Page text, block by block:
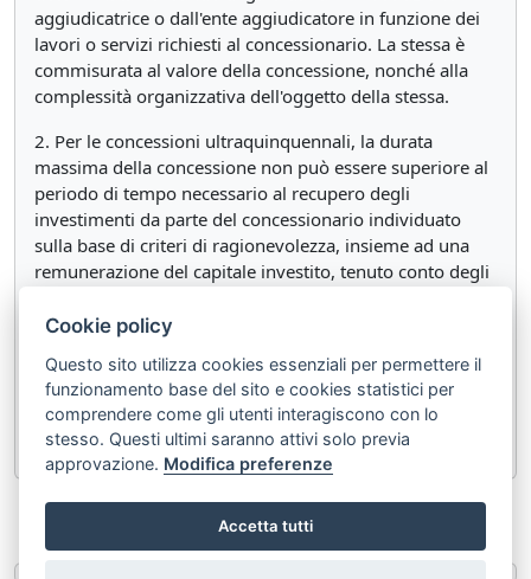
aggiudicatrice o dall'ente aggiudicatore in funzione dei
lavori o servizi richiesti al concessionario. La stessa è
commisurata al valore della concessione, nonché alla
complessità organizzativa dell'oggetto della stessa.
2. Per le concessioni ultraquinquennali, la durata
massima della concessione non può essere superiore al
periodo di tempo necessario al recupero degli
investimenti da parte del concessionario individuato
sulla base di criteri di ragionevolezza, insieme ad una
remunerazione del capitale investito, tenuto conto degli
contrattuali specifici come risultante dal piano
considerazione ai fini del calcolo comprendono quelli
effettivamente sostenuti dal concessionario, sia quelli
iniziali sia quelli in corso di concessione.
Articolo 167 Articolo 169
Cookie policy
Questo sito utilizza cookies essenziali per permettere il
funzionamento base del sito e cookies statistici per
comprendere come gli utenti interagiscono con lo
stesso. Questi ultimi saranno attivi solo previa
approvazione. Modifica preferenze
Accetta tutti